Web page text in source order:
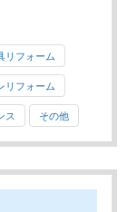
リフォーム
リフォーム
ス その他